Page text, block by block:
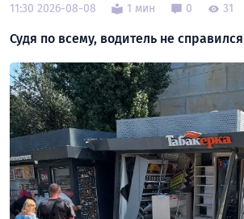
11:30 2026-08-08 1 мин 0 31
Судя по всему, водитель не